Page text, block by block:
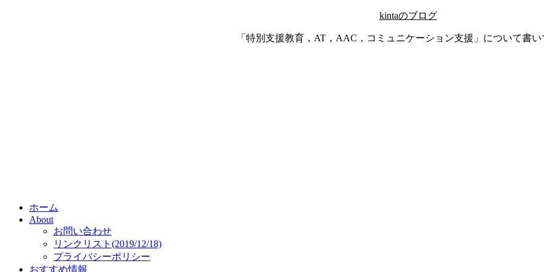
kintaのブログ
「特別支援教育，AT，AAC，コミュニケーション支援」について書
ホーム
About
お問い合わせ
リンクリスト(2019/12/18)
プライバシーポリシー
おすすめ情報